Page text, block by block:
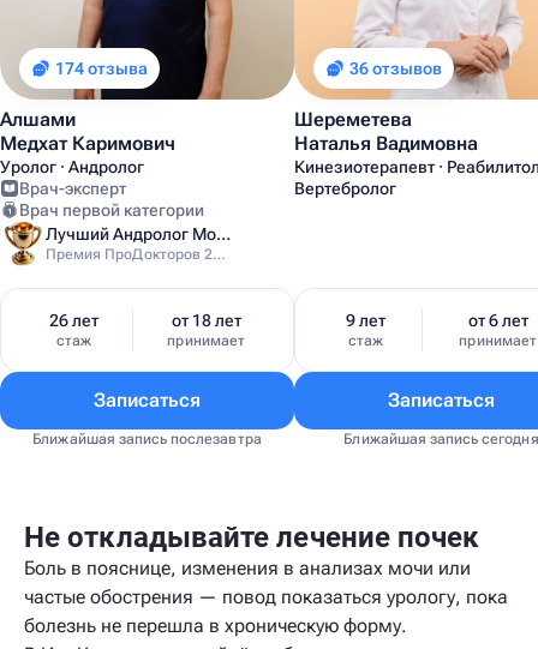
174 отзыва
Алшами
Медхат Каримович
Уролог · Андролог
Врач-эксперт
Врач первой категории
Лучший Андролог Москвы
Премия ПроДокторов 2024
26 лет
стаж
от 18 лет
принимает
Записаться
Ближайшая запись послезавтра
36 отзывов
Шереметева
Наталья Вадимовна
Кинезиотерапевт ·
Вертебролог
9 лет
стаж
от 6 лет
принимает
Записаться
Ближайшая запись сегодня
Не откладывайте лечение почек
Боль в пояснице, изменения в анализах мочи или
частые обострения — повод показаться урологу, пока
болезнь не перешла в хроническую форму.